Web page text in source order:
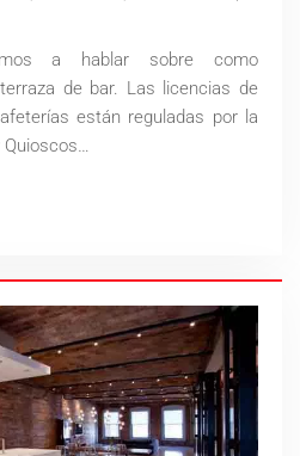
a hablar sobre como
de bar. Las licencias de
están reguladas por la
Quioscos…